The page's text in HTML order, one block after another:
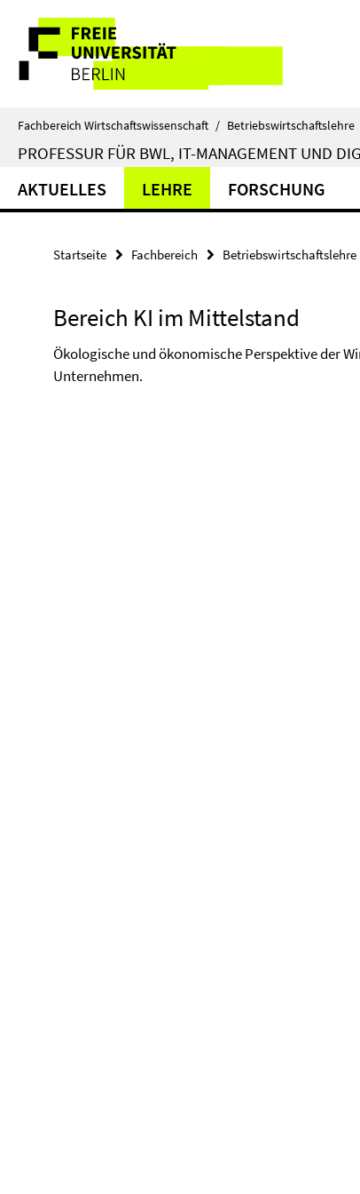
direkt
Inhalt
Service-
Navigation
Fachbereich Wirtschaftswissenschaft / Betriebswirtschaftslehre
PROFESSUR FÜR BWL, IT-MANAGEMENT UND
AKTUELLES LEHRE FORSCHUNG
Startseite Fachbereich Betriebswirtschaftslehre
Bereich KI im Mittelstand
Ökologische und ökonomische Perspektive der
Unternehmen.